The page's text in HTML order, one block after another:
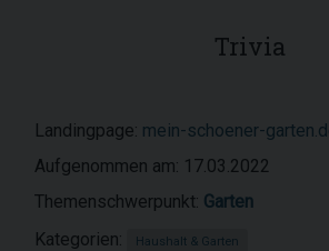
Trivia
Landingpage: mein-schoener-
Aufgenommen am: 17.03.2022
Themenschwerpunkt: Garten
Kategorien:
Haushalt & Garten